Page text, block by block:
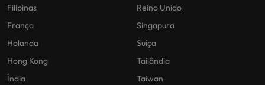
Filipinas
França
Holanda
Hong Kong
Índia
Reino Unido
Singapura
Suíça
Tailândia
Taiwan